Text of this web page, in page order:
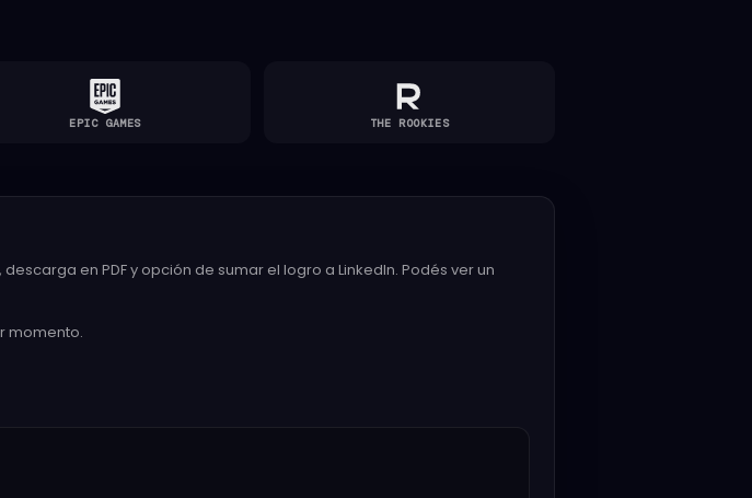
EPIC GAMES THE ROOKIES
en PDF y opción de sumar el logro a LinkedIn. Podés ver un
momento.